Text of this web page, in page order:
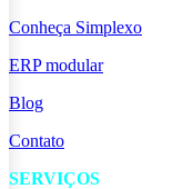
Conheça Simplexo
ERP modular
Blog
Contato
SERVIÇOS